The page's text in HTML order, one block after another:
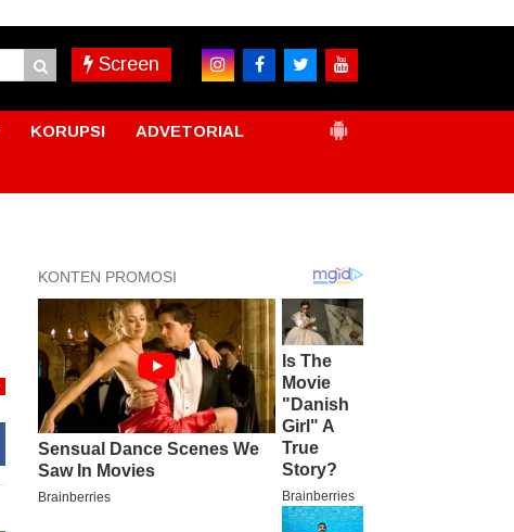
Screen
KORUPSI ADVETORIAL